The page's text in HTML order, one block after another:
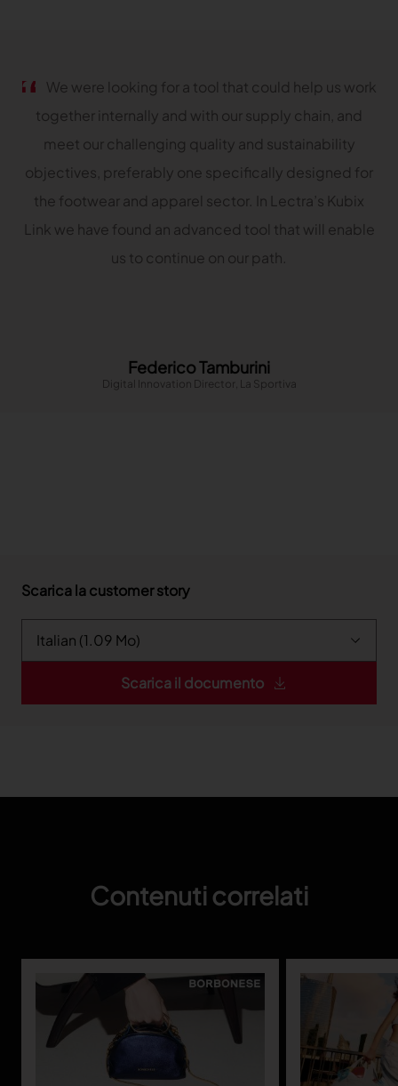
Federico Tamburini
Digital Innovation Director, La Sportiva
We were looking for a tool that could help us work
together internally and with our supply chain, and
meet our challenging quality and sustainability
objectives, preferably one specifically designed for
the footwear and apparel sector. In Lectra’s Kubix
Link we have found an advanced tool that will enable
us to continue on our path.
Scarica la customer story
Scarica il documento
Contenuti correlati